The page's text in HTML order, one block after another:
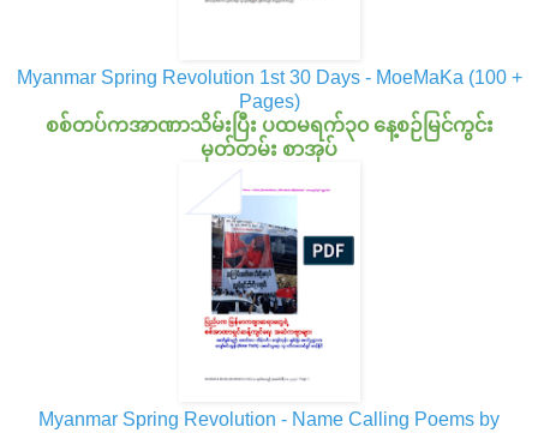
Myanmar Spring Revolution 1st 30 Days - MoeMaKa (100 +
Pages)
စစ်တပ်ကအာဏာသိမ်းပြီး ပထမရက်၃၀ နေ့စဉ်မြင်ကွင်း
မှတ်တမ်း စာအုပ်
Myanmar Spring Revolution - Name Calling Poems by